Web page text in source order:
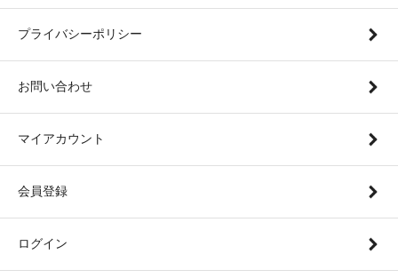
プライバシーポリシー
お問い合わせ
マイアカウント
会員登録
ログイン